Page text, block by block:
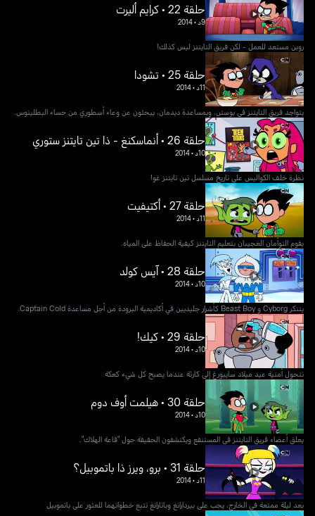
حلقة 22 • كرايم أليرت
9د •
2014
روبن مستعد للعمل - لكن فريق التايتنز ليس كذلك!
حلقة 25 • تشودا
11د •
2014
يتواجد فريق التايتنز في بوستن، وبمساعدة ديدمان، يبحثون عن وعاء أسطوري من حساء البطلينوس.
حلقة 26 • أنماسكنغ - ذا تين تايتنز ستوري
10د •
2014
نظرة خلف الكواليس على تاريخ مسلسل تين تايتنز غو!
حلقة 27 • أكتيفيت
11د •
2014
يقوم التوأمان العَجيبان بتعليم التايتنز كيفية الحفاظ على المياه.
حلقة 28 • آيس كولد
10د •
2014
يتنكر Cyborg و Beast Boy كأشرار جليديين في أكاديمية البرودة من أجل مساعدة Captain Cold.
حلقة 29 • كيك!
10د •
2014
تتحول أمنية عيد ميلاد سايبورغ إلى كارثة عندما يصبح كل شيء كعكة
حلقة 30 • هيلمت أوف دوم
10د •
2014
يعلق أعضاء فريق التايتنز في المستنقع ويكتشفون الحقيقة حول "قاعة الهلاك".
حلقة 31 • برو، ويرز ذا باتموبيل؟
11د •
2014
بعد ليلة ممتعة في الخارج، يجب على بيردارانغ وباتارانغ تتبع خطواتهما للعثور على باتموبيل